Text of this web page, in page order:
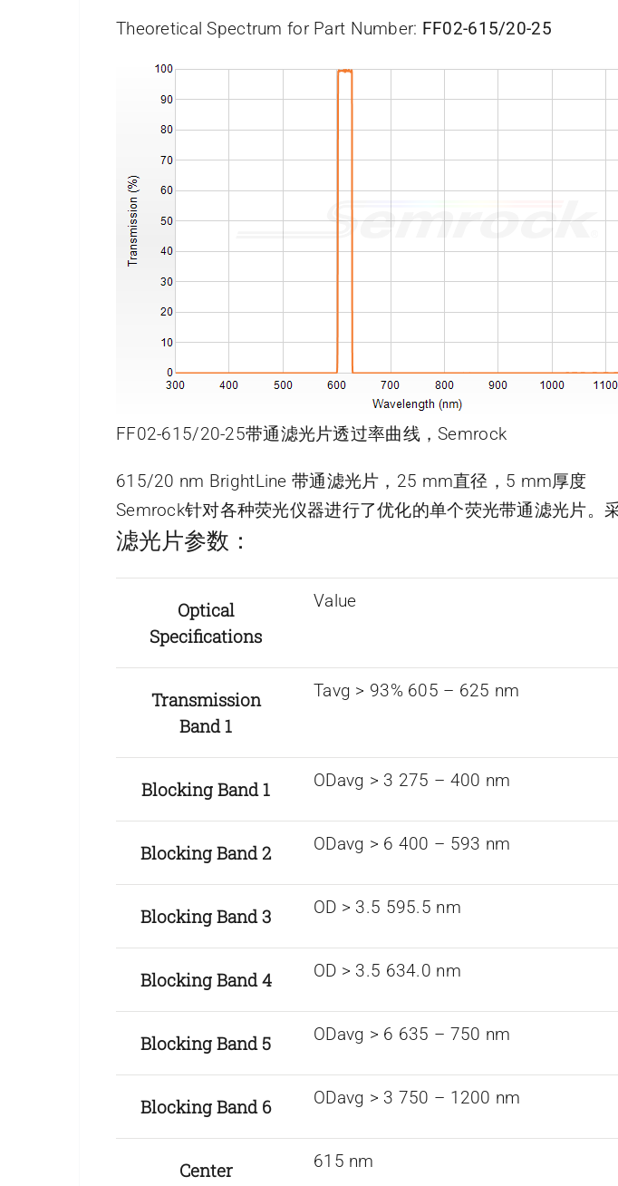
Theoretical Spectrum for Part Number: FF02-615/20-25
FF02-615/20-25带通滤光片透过率曲线，Semrock
615/20 nm BrightLine 带通滤光片，25 mm直径，5 mm厚度
Semrock针对各种荧光仪器进行了优化的单个荧光带通滤光片。
滤光片参数：
Optical
Specifications
Value
Transmission
Band 1
Tavg > 93% 605 – 625 nm
Blocking Band 1 ODavg > 3 275 – 400 nm
Blocking Band 2 ODavg > 6 400 – 593 nm
Blocking Band 3 OD > 3.5 595.5 nm
Blocking Band 4 OD > 3.5 634.0 nm
Blocking Band 5 ODavg > 6 635 – 750 nm
Blocking Band 6 ODavg > 3 750 – 1200 nm
Center
615 nm